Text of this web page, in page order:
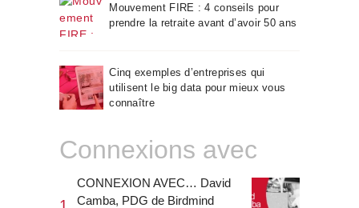
Mouvement FIRE : 4 conseils pour
prendre la retraite avant d’avoir 50 ans
Cinq exemples d’entreprises qui
utilisent le big data pour mieux vous
connaître
Connexions avec
CONNEXION AVEC… David
Camba, PDG de Birdmind